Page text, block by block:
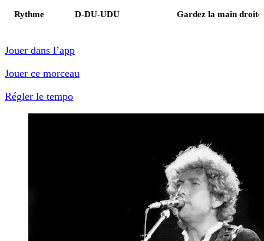
Rythme D-DU-UDU Gardez la main droite
Jouer dans l’app
Jouer ce morceau
Régler le tempo